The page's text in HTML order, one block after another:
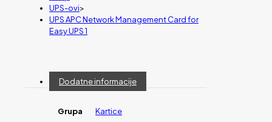
UPS-ovi>
UPS APC Network Management Card for
Easy UPS 1
Dodatne informacije
Grupa Kartice